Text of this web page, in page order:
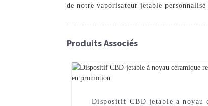
de notre vaporisateur jetable
Produits Associés
Dispositif CBD jetable à noyau